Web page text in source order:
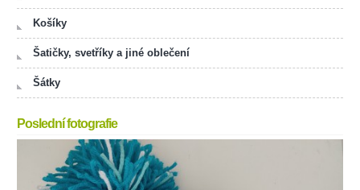
Košíky
Šatičky, svetříky a jiné oblečení
Šátky
Poslední fotografie